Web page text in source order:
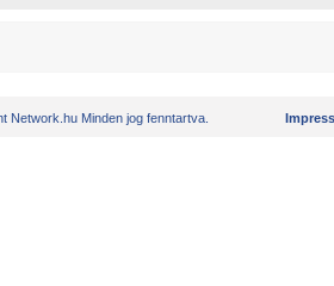
Network.hu Minden jog fenntartva.